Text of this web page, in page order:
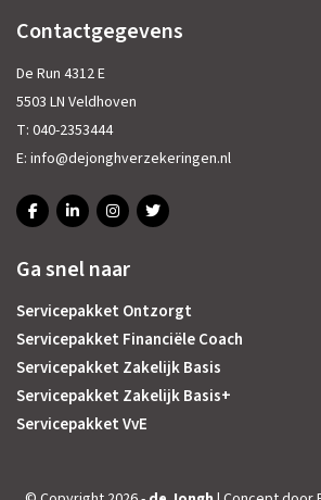
Contactgegevens
De Run 4312 E
5503 LN Veldhoven
T: 040-2353444
E: info@dejonghverzekeringen.nl
Ga snel naar
Servicepakket Ontzorgt
Servicepakket Financiële Coach
Servicepakket Zakelijk Basis
Servicepakket Zakelijk Basis+
Servicepakket VvE